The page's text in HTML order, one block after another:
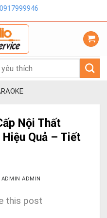
Nội Thất
Hiệu Quả – Tiết
ADMIN ADMIN
this post